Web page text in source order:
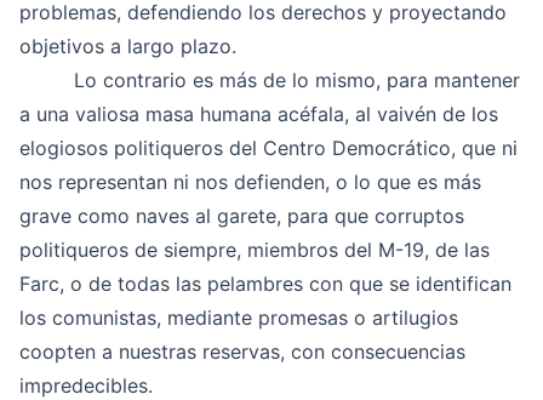
problemas, defendiendo los derechos y proyectando
objetivos a largo plazo.
Lo contrario es más de lo mismo, para mantener
a una valiosa masa humana acéfala, al vaivén de los
elogiosos politiqueros del Centro Democrático, que ni
nos representan ni nos defienden, o lo que es más
grave como naves al garete, para que corruptos
politiqueros de siempre, miembros del M-19, de las
Farc, o de todas las pelambres con que se identifican
los comunistas, mediante promesas o artilugios
coopten a nuestras reservas, con consecuencias
impredecibles.